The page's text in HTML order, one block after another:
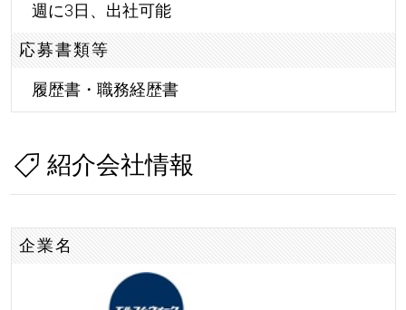
週に3日、出社可能
応募書類等
履歴書・職務経歴書
紹介会社情報
企業名